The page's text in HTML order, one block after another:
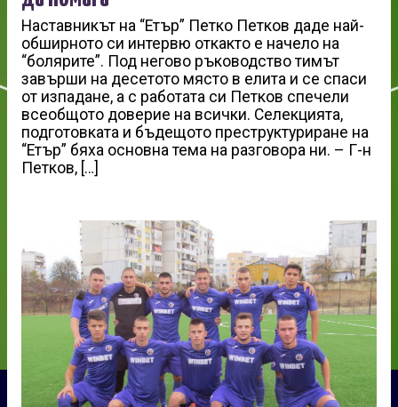
Наставникът на “Етър” Петко Петков даде най-
обширното си интервю откакто е начело на
“болярите”. Под негово ръководство тимът
завърши на десетото място в елита и се спаси
от изпадане, а с работата си Петков спечели
всеобщото доверие на всички. Селекцията,
подготовката и бъдещото преструктуриране на
“Етър” бяха основна тема на разговора ни. – Г-н
Петков, […]